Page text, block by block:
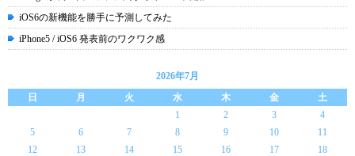
iOS6の新機能を勝手に予測してみた
iPhone5 / iOS6 発表前のワクワク感
2026年7月
日
月 火 水 木 金
土
1
2 3
4
5
6 7 8 9 10
11
12
13 14 15 16 17
18